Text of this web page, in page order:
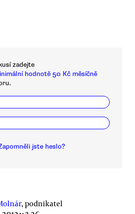
zadejte
hodnotě 50 Kč měsíčně
jste heslo?
, podnikatel